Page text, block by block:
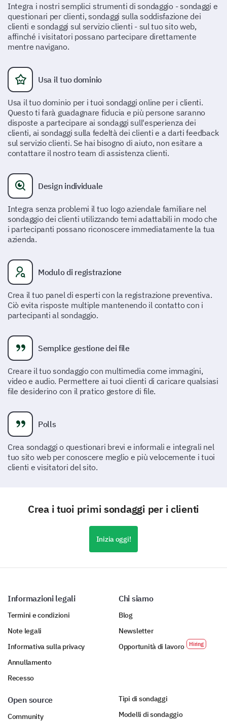
Ti preghiamo di valutare l'utilità del nostro
rappresentante del supporto clienti.
Molto Inutile
Cosa potremmo migliorare nella nostra
esperienza di servizio clienti?
suggerimenti
Siamo sempre alla ricerca di miglioramenti. Ti
preghiamo di fornire le tue impressioni generali e
eventuali suggerimenti per miglioramenti futuri.
Complessivamente, quanto è probabile che
Molto Improbabile
Improbabile
Neutro
Molto Probabile
Cosa ti piace di più del nostro prodotto?
Integra i nostri semplici strumenti di sondaggio - sondaggi e
questionari per clienti, sondaggi sulla soddisfazione dei
clienti e sondaggi sul servizio clienti - sul tuo sito web,
affinché i visitatori possano partecipare direttamente
mentre navigano.
Usa il tuo dominio
Usa il tuo dominio per i tuoi sondaggi online per i clienti.
Questo ti farà guadagnare fiducia e più persone saranno
disposte a partecipare ai sondaggi sull'esperienza dei
clienti, ai sondaggi sulla fedeltà dei clienti e a darti feedback
sul servizio clienti. Se hai bisogno di aiuto, non esitare a
contattare il nostro team di assistenza clienti.
Design individuale
Integra senza problemi il tuo logo aziendale familiare nel
sondaggio dei clienti utilizzando temi adattabili in modo che
i partecipanti possano riconoscere immediatamente la tua
azienda.
Modulo di registrazione
Crea il tuo panel di esperti con la registrazione preventiva.
Ciò evita risposte multiple mantenendo il contatto con i
partecipanti al sondaggio.
Semplice gestione dei file
Creare il tuo sondaggio con multimedia come immagini,
video e audio. Permettere ai tuoi clienti di caricare qualsiasi
file desiderino con il pratico gestore di file.
Polls
Crea sondaggi o questionari brevi e informali e integrali nel
tuo sito web per conoscere meglio e più velocemente i tuoi
clienti e visitatori del sito.
Crea i tuoi primi sondaggi per i clienti
Inizia oggi!
Informazioni legali
Termini e condizioni
Note legali
Informativa sulla privacy
Annullamento
Recesso
Chi siamo
Blog
Newsletter
Opportunità di lavoro
Open source
Community
Tipi di sondaggi
Modelli di sondaggio